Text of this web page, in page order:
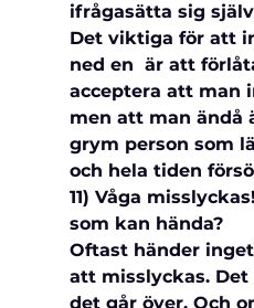
ifrågasätta sig
Det viktiga för att
ned en  är att
acceptera att man
men att man ändå
grym person som
och hela tiden
11) Våga
som kan hända?
Oftast händer
att misslyckas. Det
det går över. Och